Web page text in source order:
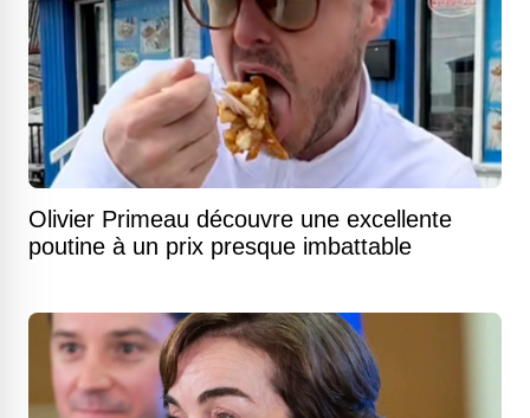
Olivier Primeau découvre une excellente
poutine à un prix presque imbattable